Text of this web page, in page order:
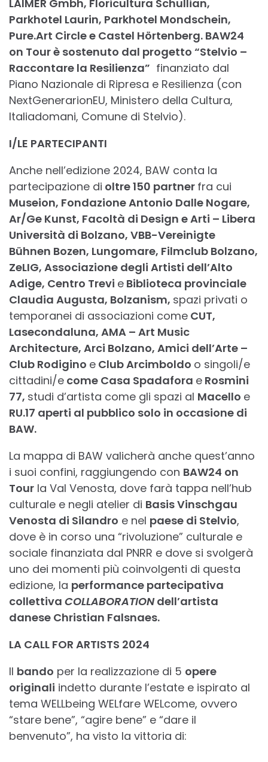
LAIMER Gmbh, Floricultura Schullian,
Parkhotel Laurin, Parkhotel Mondschein,
Pure.Art Circle e Castel Hörtenberg. BAW24
on Tour è sostenuto dal progetto “Stelvio –
Raccontare la Resilienza” finanziato dal
Piano Nazionale di Ripresa e Resilienza (con
NextGenerarionEU, Ministero della Cultura,
Italiadomani, Comune di Stelvio).
I/LE PARTECIPANTI
Anche nell’edizione 2024, BAW conta la
partecipazione di oltre 150 partner fra cui
Museion, Fondazione Antonio Dalle Nogare,
Ar/Ge Kunst, Facoltà di Design e Arti – Libera
Università di Bolzano, VBB-Vereinigte
Bühnen Bozen, Lungomare, Filmclub Bolzano,
ZeLIG, Associazione degli Artisti dell’Alto
Adige, Centro Trevi e Biblioteca provinciale
Claudia Augusta, Bolzanism, spazi privati o
temporanei di associazioni come CUT,
Lasecondaluna, AMA – Art Music
Architecture, Arci Bolzano, Amici dell’Arte –
Club Rodigino e Club Arcimboldo o singoli/e
cittadini/e come Casa Spadafora e Rosmini
77, studi d’artista come gli spazi al Macello e
RU.17 aperti al pubblico solo in occasione di
BAW.
La mappa di BAW valicherà anche quest’anno
i suoi confini, raggiungendo con BAW24 on
Tour la Val Venosta, dove farà tappa nell’hub
culturale e negli atelier di Basis Vinschgau
Venosta di Silandro e nel paese di Stelvio,
dove è in corso una “rivoluzione” culturale e
sociale finanziata dal PNRR e dove si svolgerà
uno dei momenti più coinvolgenti di questa
edizione, la performance partecipativa
collettiva COLLABORATIONdell’artista
danese Christian Falsnaes.
LA CALL FOR ARTISTS 2024
Il bando per la realizzazione di 5 opere
originali indetto durante l’estate e ispirato al
tema WELLbeing WELfare WELcome, ovvero
“stare bene”, “agire bene” e “dare il
benvenuto”, ha visto la vittoria di: